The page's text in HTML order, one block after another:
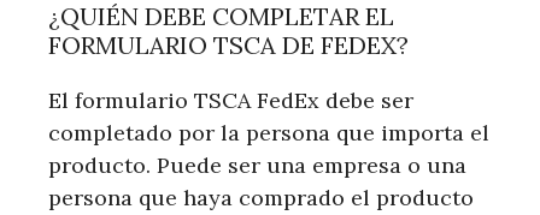
¿QUIÉN DEBE COMPLETAR EL
FORMULARIO TSCA DE FEDEX?
El formulario TSCA FedEx debe ser
completado por la persona que importa el
producto. Puede ser una empresa o una
persona que haya comprado el producto